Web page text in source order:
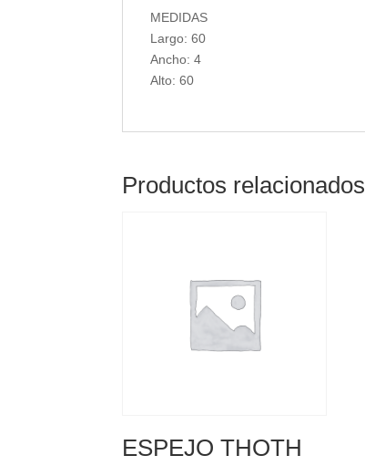
MEDIDAS
Largo: 60
Ancho: 4
Alto: 60
Productos relacionados
ESPEJO THOTH